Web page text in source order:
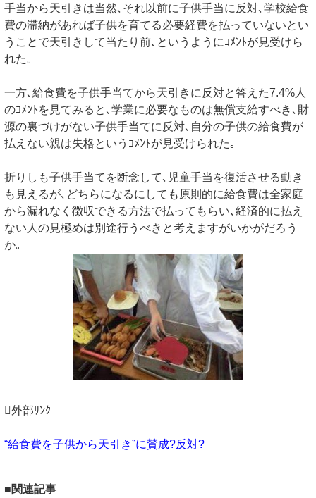
手当から天引きは当然､それ以前に子供手当に反対､学校給食
費の滞納があれば子供を育てる必要経費を払っていないとい
うことで天引きして当たり前､というようにｺﾒﾝﾄが見受けら
れた｡
一方､給食費を子供手当てから天引きに反対と答えた7.4%人
のｺﾒﾝﾄを見てみると､学業に必要なものは無償支給すべき､財
源の裏づけがない子供手当てに反対､自分の子供の給食費が
払えない親は失格というｺﾒﾝﾄが見受けられた｡
折りしも子供手当てを断念して､児童手当を復活させる動き
も見えるが､どちらになるにしても原則的に給食費は全家庭
から漏れなく徴収できる方法で払ってもらい､経済的に払え
ない人の見極めは別途行うべきと考えますがいかがだろう
か｡
外部ﾘﾝｸ
“給食費を子供から天引き”に賛成?反対?
■関連記事